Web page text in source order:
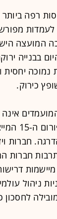
רפה
המועצה
נמוכה
כירוק.
חברות
חברות
ניהול
לחסכון